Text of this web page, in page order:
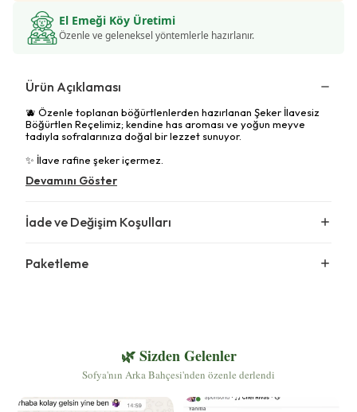
El Emeği Köy Üretimi
Özenle ve geleneksel yöntemlerle hazırlanır.
Ürün Açıklaması
🫐 Özenle toplanan böğürtlenlerden hazırlanan Şeker İlavesiz
Böğürtlen Reçelimiz; kendine has aroması ve yoğun meyve
tadıyla sofralarınıza doğal bir lezzet sunuyor.
✨ İlave rafine şeker içermez.
Devamını Göster
İade ve Değişim Koşulları
Paketleme
🌿 Sizden Gelenler
Sofya'nın Arka Bahçesi'nden özenle derlendi